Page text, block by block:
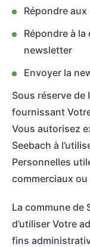
Répondre
Répondre à la
newsletter
Envoyer la
Sous réserve de
fournissant
Vous autorisez
Seebach à
Personnelles
commerciaux
La commune de
d’utiliser Votre
fins